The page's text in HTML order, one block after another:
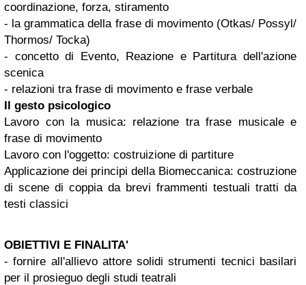
coordinazione, forza, stiramento
- la grammatica della frase di movimento (Otkas/ Possyl/
Thormos/ Tocka)
- concetto di Evento, Reazione e Partitura dell'azione
scenica
- relazioni tra frase di movimento e frase verbale
Il gesto psicologico
Lavoro con la musica: relazione tra frase musicale e
frase di movimento
Lavoro con l'oggetto: costruizione di partiture
Applicazione dei principi della Biomeccanica: costruzione
di scene di coppia da brevi frammenti testuali tratti da
testi classici
OBIETTIVI E FINALITA'
- fornire all'allievo attore solidi strumenti tecnici basilari
per il prosieguo degli studi teatrali